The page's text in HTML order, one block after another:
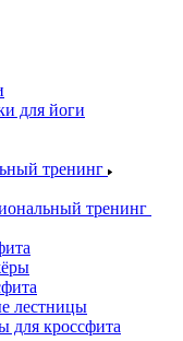
для йоги
тренинг
тренинг
лестницы
для кроссфита